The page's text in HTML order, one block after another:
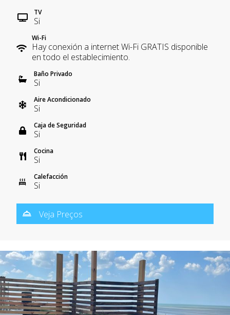
TV
Si
Wi-Fi
Hay conexión a internet Wi-Fi GRATIS disponible
en todo el establecimiento.
Baño Privado
Si
Aire Acondicionado
Si
Caja de Seguridad
Si
Cocina
Si
Calefacción
Si
Veja Preços